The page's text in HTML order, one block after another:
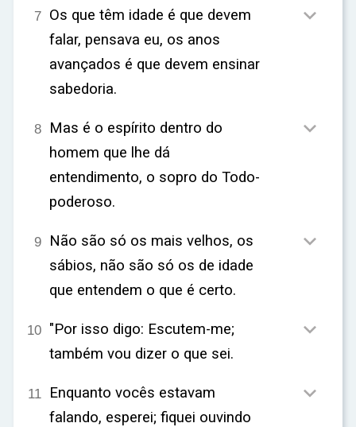
7 Os que têm idade é que devem
falar, pensava eu, os anos
avançados é que devem ensinar
sabedoria.

8 Mas é o espírito dentro do
homem que lhe dá
entendimento, o sopro do Todo-
poderoso.

9 Não são só os mais velhos, os
sábios, não são só os de idade
que entendem o que é certo.

10 "Por isso digo: Escutem-me;
também vou dizer o que sei.

11 Enquanto vocês estavam
falando, esperei; fiquei ouvindo
